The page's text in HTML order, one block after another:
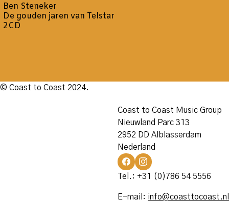
Ben Steneker
De gouden jaren van Telstar
2CD
© Coast to Coast 2024.
Coast to Coast Music Group
Nieuwland Parc 313
2952 DD Alblasserdam
Nederland
Tel.: +31 (0)786 54 5556
E-mail: info@coasttocoast.nl